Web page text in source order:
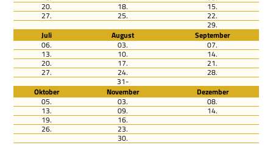
20. 18. 15.
27. 25. 22.
29.
Juli
August
September
06.
03. 07.
13. 10. 14.
20. 17. 21.
27. 24. 28.
31-
Oktober
November
Dezember
05.
03. 08.
13. 09. 14.
19. 16.
26. 23.
30.